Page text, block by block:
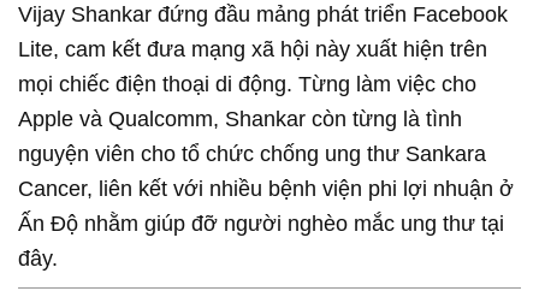
Vijay Shankar đứng đầu mảng phát triển Facebook
Lite, cam kết đưa mạng xã hội này xuất hiện trên
mọi chiếc điện thoại di động. Từng làm việc cho
Apple và Qualcomm, Shankar còn từng là tình
nguyện viên cho tổ chức chống ung thư Sankara
Cancer, liên kết với nhiều bệnh viện phi lợi nhuận ở
Ấn Độ nhằm giúp đỡ người nghèo mắc ung thư tại
đây.